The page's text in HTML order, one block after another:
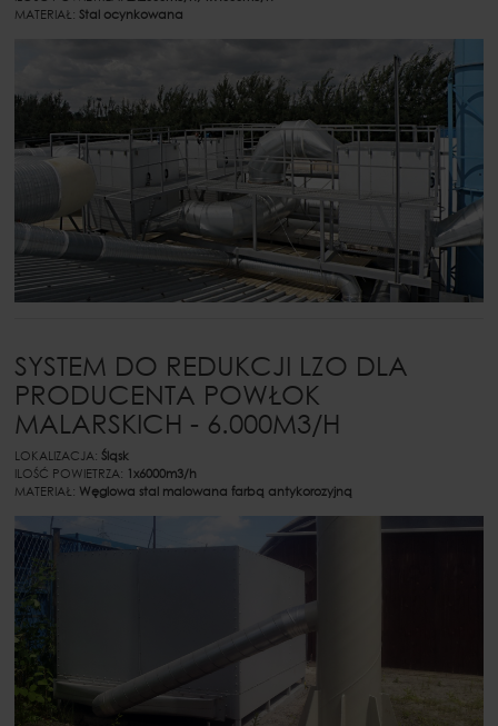
MATERIAŁ:Stal ocynkowana
SYSTEM DO REDUKCJI LZO DLA
PRODUCENTA POWŁOK
MALARSKICH - 6.000M3/H
LOKALIZACJA:Śląsk
ILOŚĆ POWIETRZA: 1x6000m3/h
MATERIAŁ: Węglowa stal malowana farbą antykorozyjną